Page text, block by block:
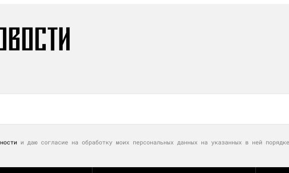
и даю согласие на обработку моих персональных данных на указанных в ней